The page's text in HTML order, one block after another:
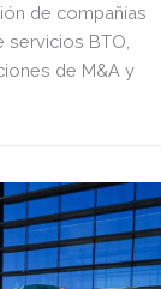
de compañías
BTO,
de M&A y